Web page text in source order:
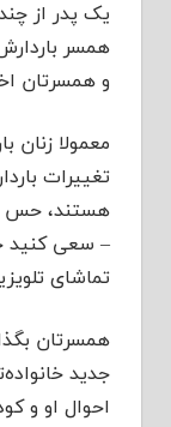
یک پدر از
همسر
و همسرتان
معمولا زنان
تغییرات
هستند، حس
– سعی کنید
تماشای
همسرتان
جدید
احوال او و